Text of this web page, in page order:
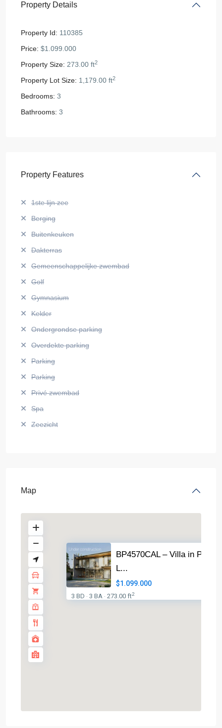
Property Details
Property Id: 110385
Price: $1.099.000
Property Size: 273.00 ft2
Property Lot Size: 1,179.00 ft2
Bedrooms: 3
Bathrooms: 3
Property Features
1ste lijn zee
Berging
Buitenkeuken
Dakterras
Gemeenschappelijke zwembad
Golf
Gymnasium
Kelder
Ondergrondse parking
Overdekte parking
Parking
Parking
Privé zwembad
Spa
Zeezicht
Map
BP4570CAL – Villa in
L...
$1.099.000
3 BD · 3 BA · 273.00 ft2